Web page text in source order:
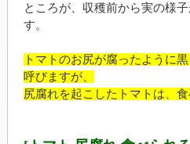
ところが、収穫前から実の様
す。
トマトのお尻が腐ったように
呼びますが、
尻腐れを起こしたトマトは、